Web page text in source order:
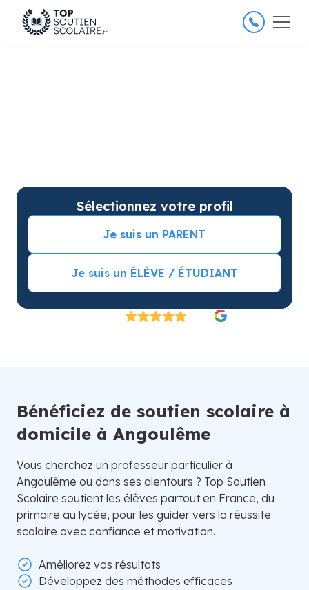
26 000 élèves satisfaits
Sélectionnez votre profil
Je suis un PARENT
Je suis un ÉLÈVE / ÉTUDIANT
Bénéficiez de soutien scolaire à
domicile à Angoulême
Vous cherchez un professeur particulier à
Angoulême ou dans ses alentours ? Top Soutien
Scolaire soutient les élèves partout en France, du
primaire au lycée, pour les guider vers la réussite
scolaire avec confiance et motivation.
Améliorez vos résultats
Développez des méthodes efficaces